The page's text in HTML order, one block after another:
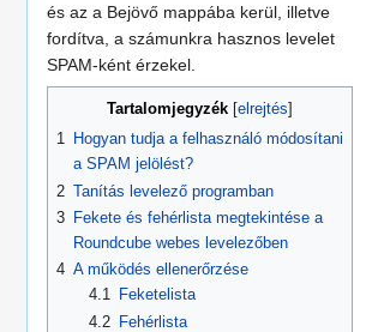
és az a Bejövő mappába kerül, illetve
fordítva, a számunkra hasznos levelet
SPAM-ként érzekel.
Tartalomjegyzék
1 Hogyan tudja a felhasználó módosítani
a SPAM jelölést?
2 Tanítás levelező programban
3 Fekete és fehérlista megtekintése a
Roundcube webes levelezőben
4 A működés ellenerőrzése
4.1
Feketelista
4.2
Fehérlista